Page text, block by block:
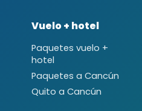
Vuelo + hotel
Paquetes vuelo +
hotel
Paquetes a Cancún
Quito a Cancún